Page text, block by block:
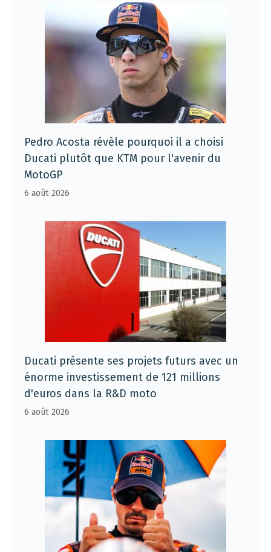
Pedro Acosta révèle pourquoi il a choisi
Ducati plutôt que KTM pour l'avenir du
MotoGP
6 août 2026
Ducati présente ses projets futurs avec un
énorme investissement de 121 millions
d'euros dans la R&D moto
6 août 2026